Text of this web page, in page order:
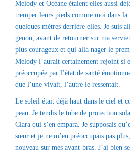
Melody et Océane étaient elles aussi
tremper leurs pieds comme moi dans
quelques mètres derrière elles. Je suis
genou, avant de retourner sur ma
plus courageux et qui alla nager le
Melody l’aurait certainement rejoint si
préoccupée par l’état de santé
que l’une vivait, l’autre le ressentait.
Le soleil était déjà haut dans le ciel et
peau. Je tendis le tube de protection
Clara qui s’en empara. Je supposais
sœur et je ne m’en préoccupais pas
nouveau sur mes avant-bras. J’ai bien